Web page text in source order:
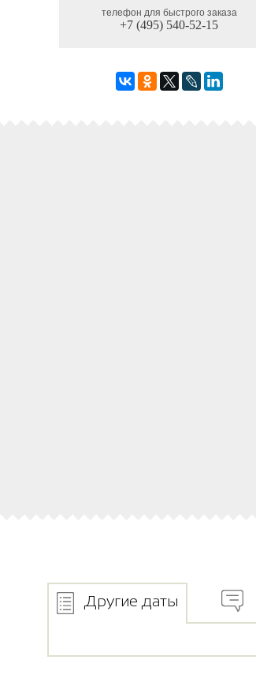
телефон для быстрого заказа
+7 (495) 540-52-15
Другие даты